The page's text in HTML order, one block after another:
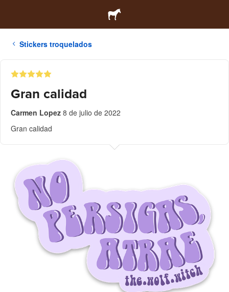
Stickers troquelados
Gran calidad
Carmen Lopez 8 de julio de 2022
Gran calidad